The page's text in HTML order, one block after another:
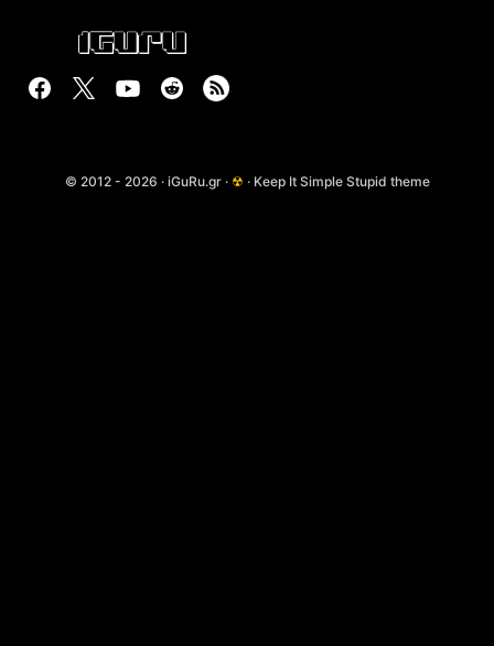
© 2012 - 2026 · iGuRu.gr · ☢ · Keep It Simple Stupid theme